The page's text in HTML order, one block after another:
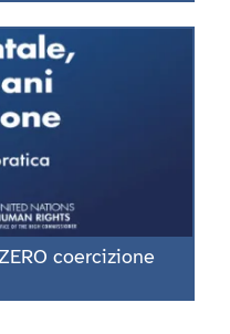
coercizione